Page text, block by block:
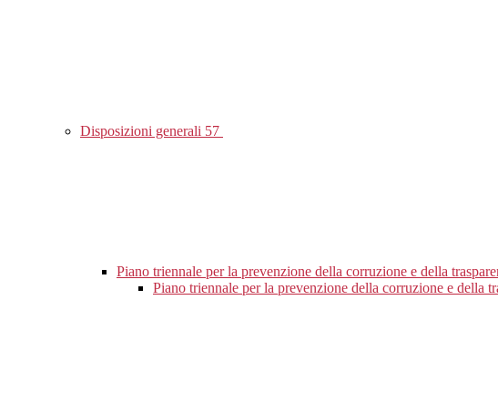
Disposizioni generali 57
Piano triennale per la prevenzione della corruzione e della
Piano triennale per la prevenzione della corruzione e della